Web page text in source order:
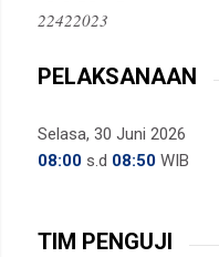
22422023
PELAKSANAAN
Selasa, 30 Juni 2026
08:00s.d 08:50WIB
TIM PENGUJI